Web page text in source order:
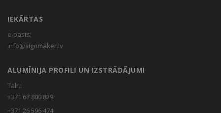
IEKĀRTAS
e-pasts:
info@signmaker.lv
ALUMĪNIJA PROFILI UN IZSTRĀDĀJUMI
Talr.:
+371 67 800 829
+371 26 596 474